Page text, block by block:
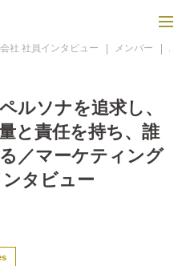
社 社員インタビュー メンバー あ
ルソナを追求し、
と責任を持ち、誰
／マーケティング
タビュー